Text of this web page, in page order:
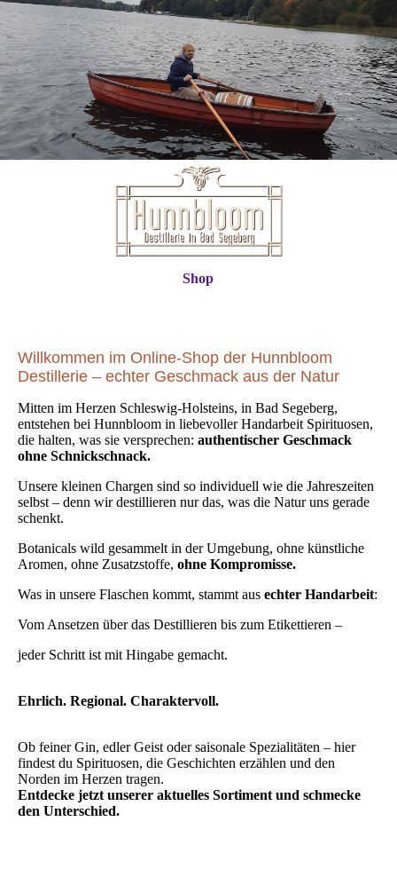
Shop
Willkommen im Online-Shop der Hunnbloom
Destillerie – echter Geschmack aus der Natur
Mitten im Herzen Schleswig-Holsteins, in Bad Segeberg,
entstehen bei Hunnbloom in liebevoller Handarbeit Spirituosen,
die halten, was sie versprechen: authentischer Geschmack
ohne Schnickschnack.
Unsere kleinen Chargen sind so individuell wie die Jahreszeiten
selbst – denn wir destillieren nur das, was die Natur uns gerade
schenkt.
Botanicals wild gesammelt in der Umgebung, ohne künstliche
Aromen, ohne Zusatzstoffe, ohne Kompromisse.
Was in unsere Flaschen kommt, stammt aus echter Handarbeit:
Vom Ansetzen über das Destillieren bis zum Etikettieren –
jeder Schritt ist mit Hingabe gemacht.
Ehrlich. Regional. Charaktervoll.
Ob feiner Gin, edler Geist oder saisonale Spezialitäten – hier
findest du Spirituosen, die Geschichten erzählen und den
Norden im Herzen tragen.
Entdecke jetzt unserer aktuelles Sortiment und schmecke
den Unterschied.